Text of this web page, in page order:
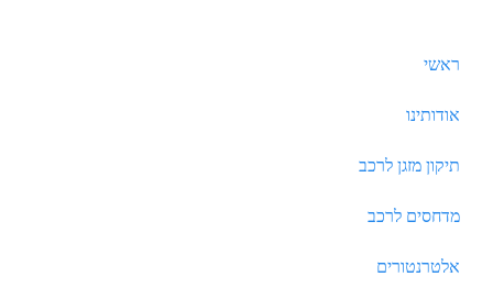
ראשי
אודותינו
תיקון מזגן לרכב
מדחסים לרכב
אלטרנטורים